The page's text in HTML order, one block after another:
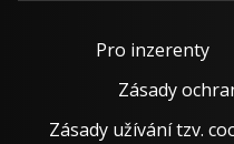
Pro inzerenty
Zásady
Zásady užívání tzv.